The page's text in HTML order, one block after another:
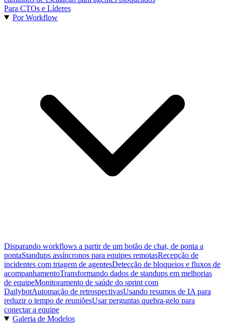
Para CTOs e Líderes
Por Workflow
Disparando workflows a partir de um botão de chat, de ponta a
pontaStandups assíncronos para equipes remotasRecepção de
incidentes com triagem de agentesDetecção de bloqueios e fluxos de
acompanhamentoTransformando dados de standups em melhorias
de equipeMonitoramento de saúde do sprint com
DailybotAutomação de retrospectivasUsando resumos de IA para
reduzir o tempo de reuniõesUsar perguntas quebra-gelo para
conectar a equipe
Galeria de Modelos